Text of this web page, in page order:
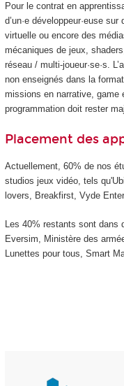
Pour le contrat en
d’un·e développeur·euse
virtuelle ou encore des
mécaniques de jeux,
réseau / multi-joueur·se·s.
non enseignés dans la
missions en narrative, game
programmation doit rester
Placement des
Actuellement, 60% de nos
studios jeux vidéo, tels
lovers, Breakfirst, Vyde
Les 40% restants sont dans
Eversim, Ministère des
Lunettes pour tous, Smart